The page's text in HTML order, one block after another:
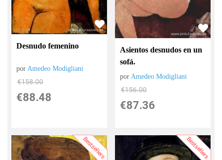
Desnudo femenino
porAmedeo Modigliani
€158.00
€88.48
Asientos desnudos en un
sofá.
por Amedeo Modigliani
€156.00
€87.36
Bestsellers Bestsellers